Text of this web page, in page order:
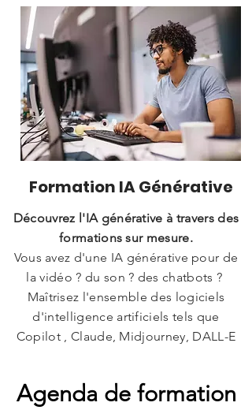
Formation IA Générative
Découvrez l'IA générative à travers des
formations sur mesure.
Vous avez d'une IA générative pour de
la vidéo ? du son ? des chatbots ?
Maîtrisez l'ensemble des logiciels
d'intelligence artificiels tels que
Copilot , Claude, Midjourney, DALL-E
Agenda de formation